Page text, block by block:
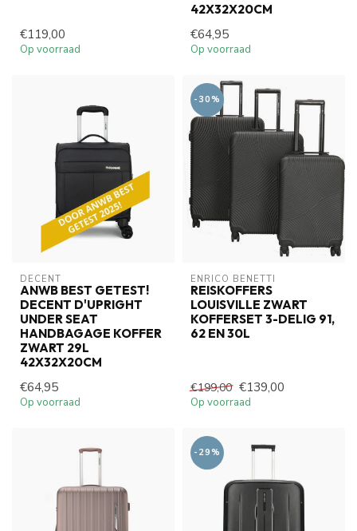
€119,00
Op voorraad
42X32X20CM
€64,95
Op voorraad
DECENT
ANWB BEST GETEST!
DECENT D'UPRIGHT
UNDER SEAT
HANDBAGAGE KOFFER
ZWART 29L
42X32X20CM
€64,95
Op voorraad
-30%
ENRICO BENETTI
REISKOFFERS
LOUISVILLE ZWART
KOFFERSET 3-DELIG 91,
62 EN 30L
€199,00 €139,00
Op voorraad
-29%